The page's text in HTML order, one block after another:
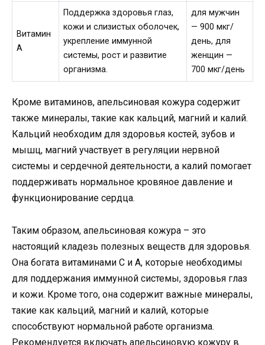
Витамин
A
Поддержка здоровья глаз,
кожи и слизистых оболочек,
укрепление иммунной
системы, рост и развитие
организма.
для мужчин
— 900 мкг/
день, для
женщин —
700 мкг/день
Кроме витаминов, апельсиновая кожура содержит
также минералы, такие как кальций, магний и калий.
Кальций необходим для здоровья костей, зубов и
мышц, магний участвует в регуляции нервной
системы и сердечной деятельности, а калий помогает
поддерживать нормальное кровяное давление и
функционирование сердца.
Таким образом, апельсиновая кожура – это
настоящий кладезь полезных веществ для здоровья.
Она богата витаминами C и A, которые необходимы
для поддержания иммунной системы, здоровья глаз
и кожи. Кроме того, она содержит важные минералы,
такие как кальций, магний и калий, которые
способствуют нормальной работе организма.
Рекомендуется включать апельсиновую кожуру в